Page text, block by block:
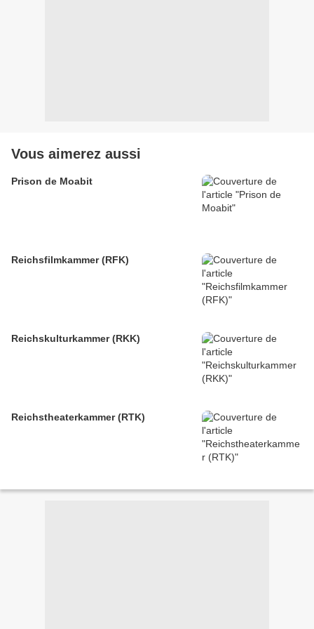
Vous aimerez aussi
Prison de Moabit
Reichsfilmkammer (RFK)
Reichskulturkammer (RKK)
Reichstheaterkammer (RTK)